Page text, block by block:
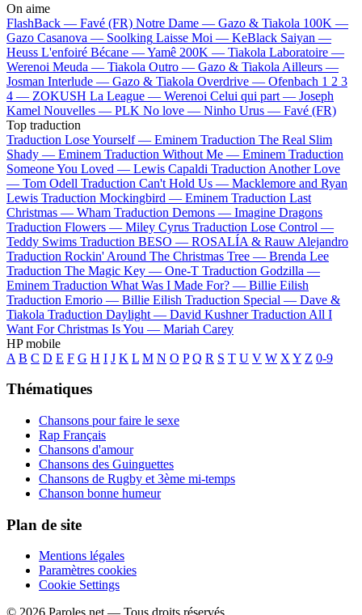
On aime
FlashBack — Favé (FR) Notre Dame — Gazo & Tiakola 100K —
Gazo Casanova — Soolking Laisse Moi — KeBlack Saiyan —
Heuss L'enfoiré Bécane —Yamê 200K — Tiakola Laboratoire —
Werenoi Meuda — Tiakola Outro — Gazo & Tiakola Ailleurs —
Josman Interlude — Gazo & Tiakola Overdrive — Ofenbach 1 2 3
4 — ZOKUSH La League — Werenoi Celui qui part — Joseph
Kamel Nouvelles — PLK No love — Ninho Urus — Favé (FR)
Top traduction
Traduction Lose Yourself — Eminem Traduction The Real Slim
Shady — Eminem Traduction Without Me — Eminem Traduction
Someone You Loved — Lewis Capaldi Traduction Another Love
— Tom Odell Traduction Can't Hold Us — Macklemore and Ryan
Lewis Traduction Mockingbird — Eminem Traduction Last
Christmas — Wham Traduction Demons — Imagine Dragons
Traduction Flowers — Miley Cyrus Traduction Lose Control —
Teddy Swims Traduction BESO — ROSALÍA & Rauw Alejandro
Traduction Rockin' Around The Christmas Tree — Brenda Lee
Traduction The Magic Key — One-T Traduction Godzilla —
Eminem Traduction What Was I Made For? — Billie Eilish
Traduction Emorio — Billie Eilish Traduction Special — Dave &
Tiakola Traduction Daylight — David Kushner Traduction All I
Want For Christmas Is You — Mariah Carey
HP mobile
A B C D E F G H I J K L M N O P Q R S T U V W X Y Z 0-9
Thématiques
Chansons pour faire le sexe
Rap Français
Chansons d'amour
Chansons des Guinguettes
Chansons de Rugby et 3ème mi-temps
Chanson bonne humeur
Plan de site
Mentions légales
Paramètres cookies
Cookie Settings